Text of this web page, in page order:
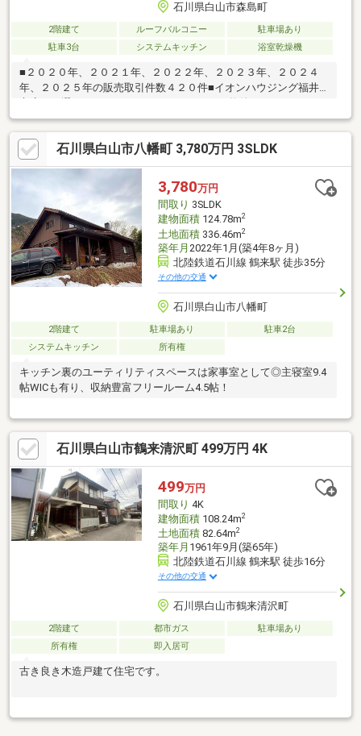
石川県白山市森島町
2階建て ルーフバルコニー
駐車場あり
駐車3台
システムキッチン 浴室乾燥機
■２０２０年、２０２１年、２０２２年、２０２３年、２０２４
年、２０２５年の販売取引件数４２０件■イオンハウジング福井
ント～・ＬＤＫ２０帖の広々スペース♪・居室収納付き♪・対面キ
ッチン♪【リノベーション完了！】５SＬＤＫで２５帖の広々ＬＤ
Ｋと８帖の洋室が魅力！水回りや内装を中心に丁寧なフルリフォ
ームを実施した、快適で安心な暮らしが叶う住まいです。運営会
社：株式会社住まいのＫＯＥＩイオンハウジングの加盟店は全て
独立自営です。担当：水木 洋TEL：090-5643-8793
石川県白山市八幡町 3,780万円 3SLDK
3,780万円
間取り 3SLDK
建物面積124.78m2
土地面積336.46m2
築年月 2022年1月(築4年8ヶ月)
北陸鉄道石川線 鶴来駅 徒歩35分
その他の交通
石川県白山市八幡町
2階建て 駐車場あり
駐車2台
システムキッチン
所有権
キッチン裏のユーティリティスペースは家事室として◎主寝室9.4
帖WICも有り、収納豊富フリールーム4.5帖！
石川県白山市鶴来清沢町 499万円 4K
499万円
間取り 4K
建物面積108.24m2
土地面積82.64m2
築年月 1961年9月(築65年)
北陸鉄道石川線 鶴来駅 徒歩16分
その他の交通
石川県白山市鶴来清沢町
2階建て 都市ガス
駐車場あり
所有権
即入居可
古き良き木造戸建て住宅です。